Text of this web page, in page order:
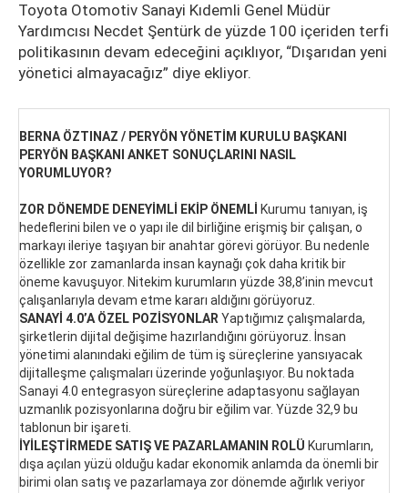
Toyota Otomotiv Sanayi Kıdemli Genel Müdür
Yardımcısı Necdet Şentürk de yüzde 100 içeriden terfi
politikasının devam edeceğini açıklıyor, “Dışarıdan yeni
yönetici almayacağız” diye ekliyor.
BERNA ÖZTINAZ / PERYÖN YÖNETİM KURULU BAŞKANI
PERYÖN BAŞKANI ANKET SONUÇLARINI NASIL
YORUMLUYOR?
ZOR DÖNEMDE DENEYİMLİ EKİP ÖNEMLİ Kurumu tanıyan, iş
hedeflerini bilen ve o yapı ile dil birliğine erişmiş bir çalışan, o
markayı ileriye taşıyan bir anahtar görevi görüyor. Bu nedenle
özellikle zor zamanlarda insan kaynağı çok daha kritik bir
öneme kavuşuyor. Nitekim kurumların yüzde 38,8’inin mevcut
çalışanlarıyla devam etme kararı aldığını görüyoruz.
SANAYİ 4.0’A ÖZEL POZİSYONLAR Yaptığımız çalışmalarda,
şirketlerin dijital değişime hazırlandığını görüyoruz. İnsan
yönetimi alanındaki eğilim de tüm iş süreçlerine yansıyacak
dijitalleşme çalışmaları üzerinde yoğunlaşıyor. Bu noktada
Sanayi 4.0 entegrasyon süreçlerine adaptasyonu sağlayan
uzmanlık pozisyonlarına doğru bir eğilim var. Yüzde 32,9 bu
tablonun bir işareti.
İYİLEŞTİRMEDE SATIŞ VE PAZARLAMANIN ROLÜ Kurumların,
dışa açılan yüzü olduğu kadar ekonomik anlamda da önemli bir
birimi olan satış ve pazarlamaya zor dönemde ağırlık veriyor